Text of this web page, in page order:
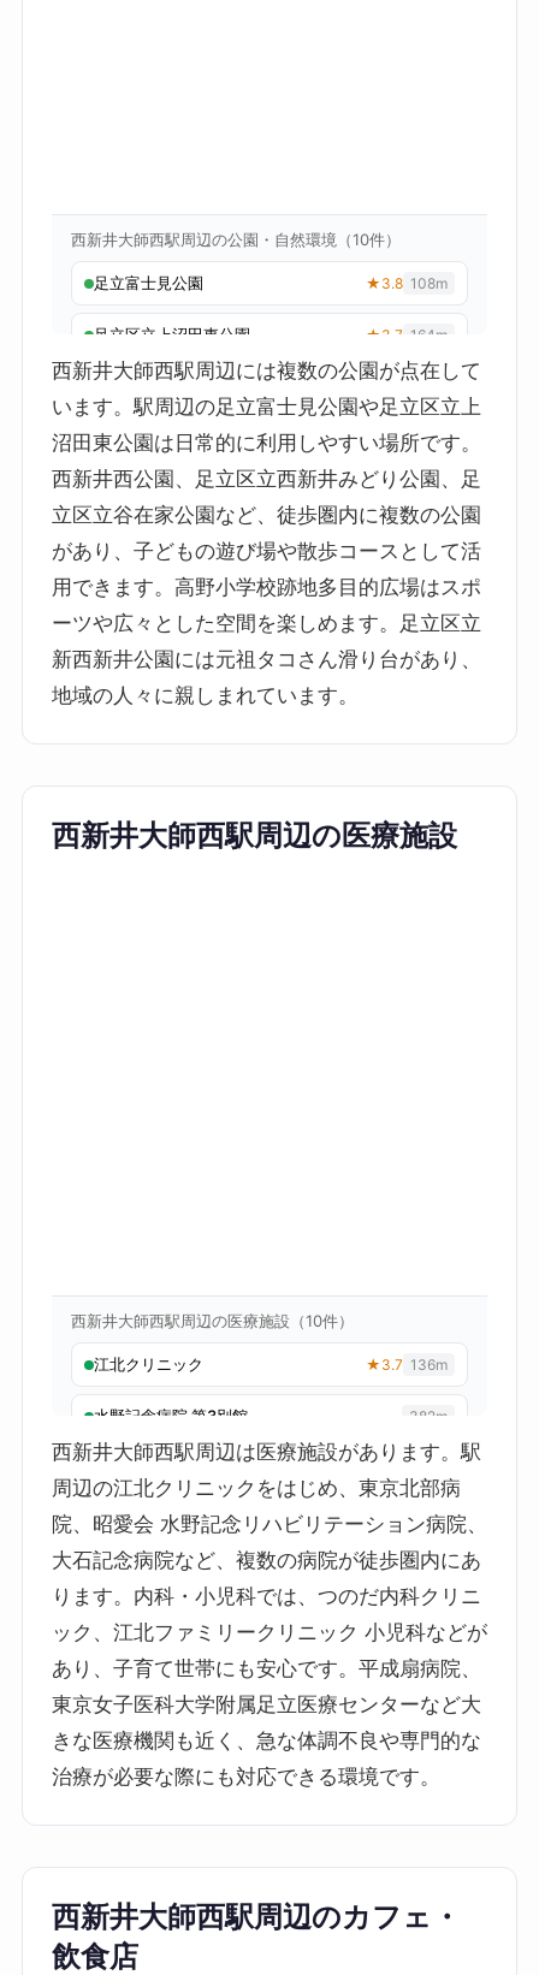
西新井大師西駅周辺には複数の公園が点在して
います。駅周辺の足立富士見公園や足立区立上
沼田東公園は日常的に利用しやすい場所です。
西新井西公園、足立区立西新井みどり公園、足
立区立谷在家公園など、徒歩圏内に複数の公園
があり、子どもの遊び場や散歩コースとして活
用できます。高野小学校跡地多目的広場はスポ
ーツや広々とした空間を楽しめます。足立区立
新西新井公園には元祖タコさん滑り台があり、
地域の人々に親しまれています。
西新井大師西駅周辺の医療施設
西新井大師西駅周辺は医療施設があります。駅
周辺の江北クリニックをはじめ、東京北部病
院、昭愛会 水野記念リハビリテーション病院、
大石記念病院など、複数の病院が徒歩圏内にあ
ります。内科・小児科では、つのだ内科クリニ
ック、江北ファミリークリニック 小児科などが
あり、子育て世帯にも安心です。平成扇病院、
東京女子医科大学附属足立医療センターなど大
きな医療機関も近く、急な体調不良や専門的な
治療が必要な際にも対応できる環境です。
西新井大師西駅周辺のカフェ・
飲食店